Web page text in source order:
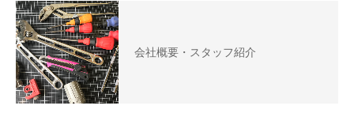
会社概要・スタッフ紹介